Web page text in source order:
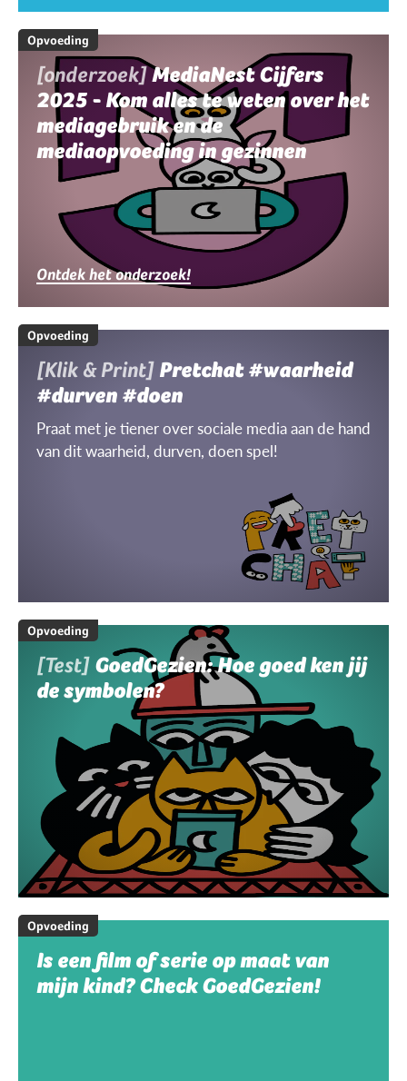
Opvoeding
[onderzoek]MediaNest Cijfers
2025 - Kom alles te weten over het
mediagebruik en de
mediaopvoeding in gezinnen
Ontdek het onderzoek!
Opvoeding
[Klik & Print] Pretchat #waarheid
#durven #doen
Praat met je tiener over sociale media aan de hand
van dit waarheid, durven, doen spel!
Opvoeding
[Test] GoedGezien: Hoe goed ken jij
de symbolen?
Opvoeding
Is een film of serie op maat van
mijn kind? Check GoedGezien!